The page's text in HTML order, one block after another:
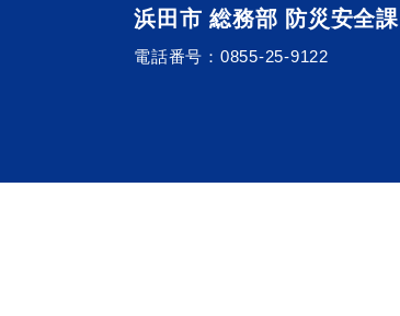
浜田市 総務部 防災安全課
電話番号： 0855-25-9122